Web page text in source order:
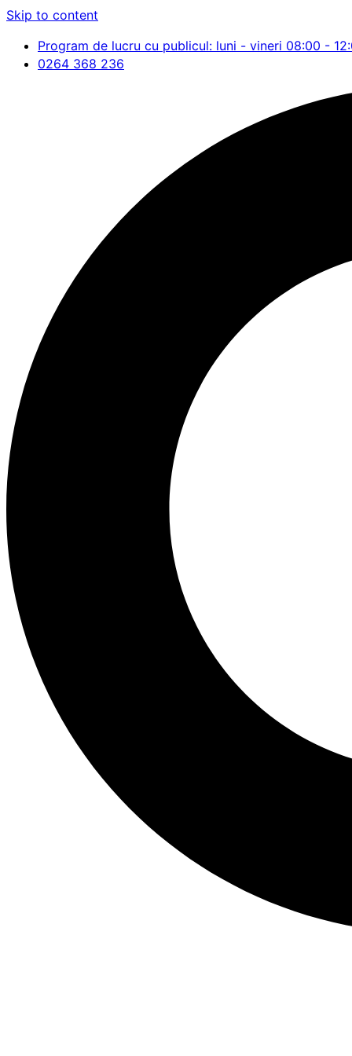
Skip to content
Program de lucru cu publicul: luni - vineri 08:00 -
0264 368 236